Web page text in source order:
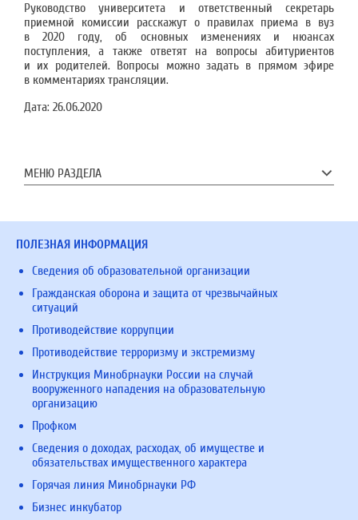
Руководство университета и ответственный секретарь
приемной комиссии расскажут о правилах приема в вуз
в 2020 году, об основных изменениях и нюансах
поступления, а также ответят на вопросы абитуриентов
и их родителей. Вопросы можно задать в прямом эфире
в комментариях трансляции.
Дата: 26.06.2020
МЕНЮ РАЗДЕЛА
ПОЛЕЗНАЯ ИНФОРМАЦИЯ
Сведения об образовательной организации
Гражданская оборона и защита от чрезвычайных
ситуаций
Противодействие коррупции
Противодействие терроризму и экстремизму
Инструкция Минобрнауки России на случай
вооруженного нападения на образовательную
организацию
Профком
Сведения о доходах, расходах, об имуществе и
обязательствах имущественного характера
Горячая линия Минобрнауки РФ
Бизнес инкубатор